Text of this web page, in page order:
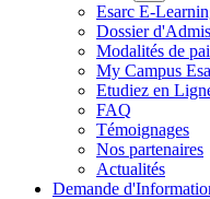
Esarc E-
Dossier
Modalités de
My Campus
Etudiez en
FAQ
Témoignages
Nos partenaires
Actualités
Demande